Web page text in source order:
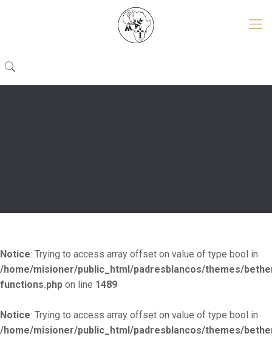
Notice: Trying to access array offset on value of type bool in
/home/misioner/public_html/padresblancos/themes/
functions.php on line 1489
Notice: Trying to access array offset on value of type bool in
/home/misioner/public_html/padresblancos/themes/